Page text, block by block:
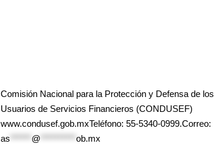
Comisión Nacional para la Protección y Defensa de los
Usuarios de Servicios Financieros (CONDUSEF)
www.condusef.gob.mxTeléfono: 55-5340-0999.Correo:
as
@ ob.mx